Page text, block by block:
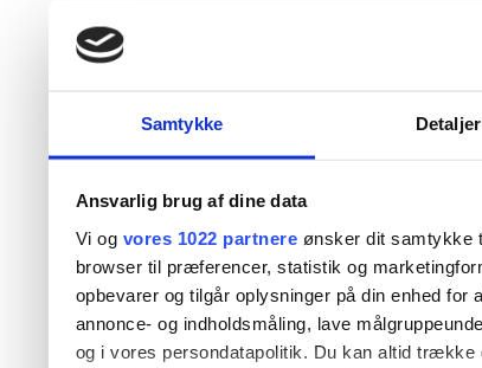
Samtykke Detaljer
Ansvarlig brug af dine data
Vi og vores 1022 partnere ønsker dit samtykke
browser til præferencer, statistik og
opbevarer og tilgår oplysninger på din enhed
annonce- og indholdsmåling, lave
og i vores persondatapolitik. Du kan altid